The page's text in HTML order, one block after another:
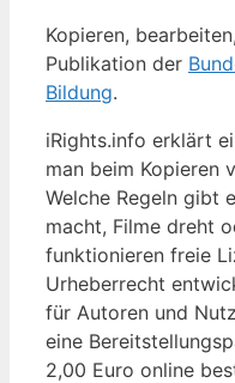
Kopieren,
Publikation der
Bildung.
iRights.info erklärt
man beim Kopieren
Welche Regeln gibt
macht, Filme dreht
funktionieren freie
Urheberrecht
für Autoren und
eine
2,00 Euro online